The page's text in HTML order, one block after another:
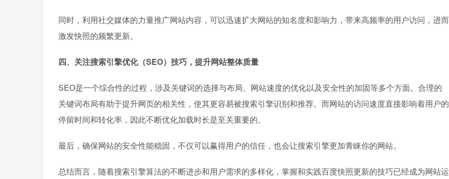
同时，利用社交媒体的力量推广网站内容，可以迅速扩大网站的知名度和影响力，带来高频率的用户访问，进而
激发快照的频繁更新。
四、关注搜索引擎优化（SEO）技巧，提升网站整体质量
SEO是一个综合性的过程，涉及关键词的选择与布局、网站速度的优化以及安全性的加固等多个方面。合理的
关键词布局有助于提升网页的相关性，使其更容易被搜索引擎识别和推荐。而网站的访问速度直接影响着用户的
停留时间和转化率，因此不断优化加载时长是至关重要的。
最后，确保网站的安全性能稳固，不仅可以赢得用户的信任，也会让搜索引擎更加青睐你的网站。
总结而言，随着搜索引擎算法的不断进步和用户需求的多样化，掌握和实践百度快照更新的技巧已经成为网站运